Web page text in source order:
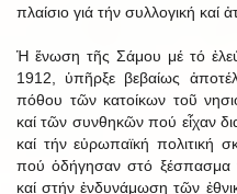
πλαίσιο γιά τήν συλλογική καί
Ἡ ἕνωση τῆς Σάμου μέ τό
1912, ὑπῆρξε βεβαίως
πόθου τῶν κατοίκων τοῦ
καί τῶν συνθηκῶν πού εἶχαν
καί τήν εὐρωπαϊκή πολιτική
πού ὁδήγησαν στό ξέσπασμα
καί στήν ἐνδυνάμωση τῶν